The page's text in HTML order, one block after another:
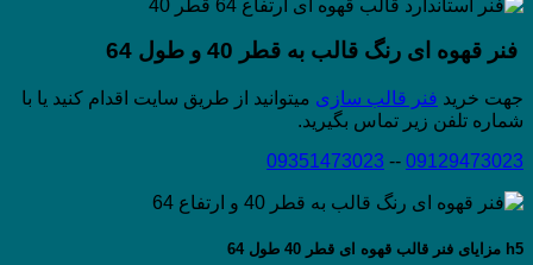
فنر قهوه ای رنگ قالب به قطر 40 و طول 64
جهت خرید فنر قالب سازی میتوانید از طریق سایت اقدام کنید یا با
شماره تلفن زیر تماس بگیرید.
09129473023
--
09351473023
h5 مزایای فنر قالب قهوه ای قطر 40 طول 64